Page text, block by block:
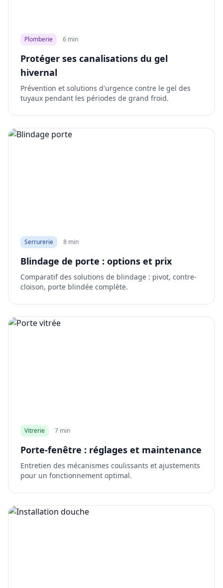
Plomberie 6 min
Protéger ses canalisations du gel
hivernal
Prévention et solutions d'urgence contre le gel des
tuyaux pendant les périodes de grand froid.
Serrurerie 8 min
Blindage de porte : options et prix
Comparatif des solutions de blindage : pivot, contre-
cloison, porte blindée complète.
Vitrerie 7 min
Porte-fenêtre : réglages et maintenance
Entretien des mécanismes coulissants et ajustements
pour un fonctionnement optimal.